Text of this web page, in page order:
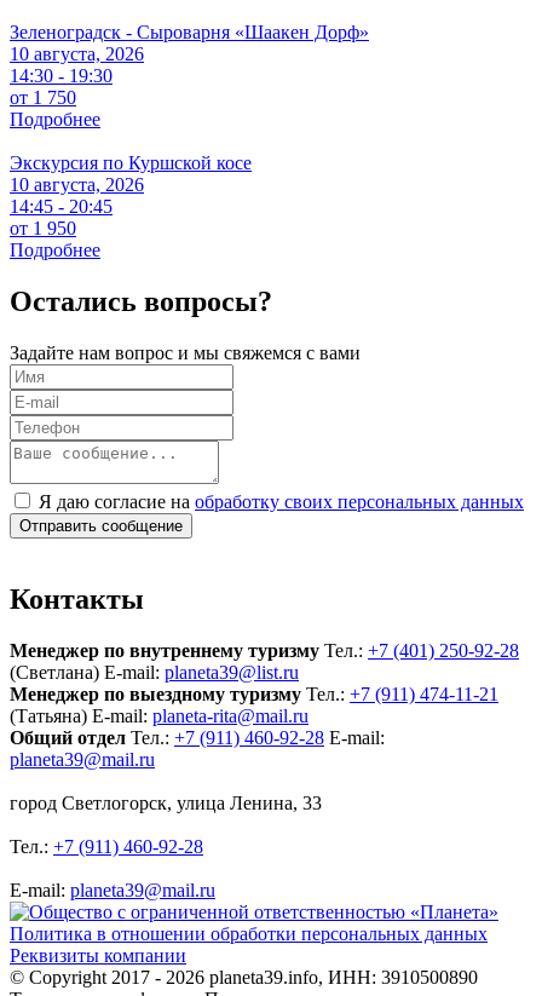
Зеленоградск - Сыроварня «Шаакен Дорф»
10 августа, 2026
14:30 - 19:30
от 1 750
Подробнее
Экскурсия по Куршской косе
10 августа, 2026
14:45 - 20:45
от 1 950
Подробнее
Остались вопросы?
Задайте нам вопрос и мы свяжемся с вами
Я даю согласие на обработку своих персональных данных
Отправить сообщение
Контакты
Менеджер по внутреннему туризму Тел.: +7 (401) 250-92-28
(Светлана) E-mail: planeta39@list.ru
Менеджер по выездному туризму Тел.: +7 (911) 474-11-21
(Татьяна) E-mail: planeta-rita@mail.ru
Общий отдел Тел.: +7 (911) 460-92-28 E-mail:
planeta39@mail.ru
город Светлогорск, улица Ленина, 33
Тел.: +7 (911) 460-92-28
E-mail: planeta39@mail.ru
Политика в отношении обработки персональных данных
Реквизиты компании
© Copyright 2017 - 2026 planeta39.info, ИНН: 3910500890